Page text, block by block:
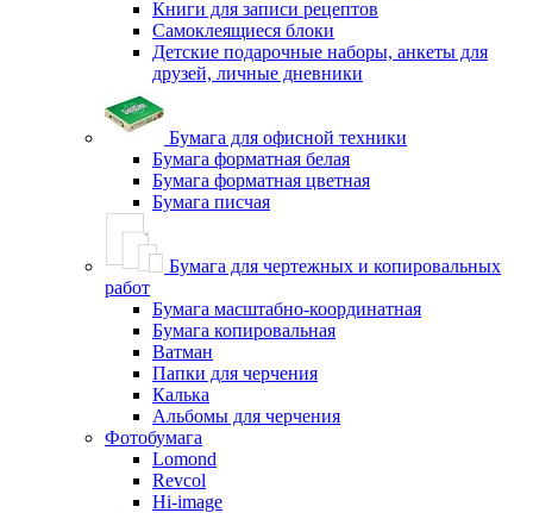
Книги для записи рецептов
Самоклеящиеся блоки
Детские подарочные наборы, анкеты для
друзей, личные дневники
Бумага для офисной техники
Бумага форматная белая
Бумага форматная цветная
Бумага писчая
Бумага для чертежных и копировальных
работ
Бумага масштабно-координатная
Бумага копировальная
Ватман
Папки для черчения
Калька
Альбомы для черчения
Фотобумага
Lomond
Revcol
Hi-image